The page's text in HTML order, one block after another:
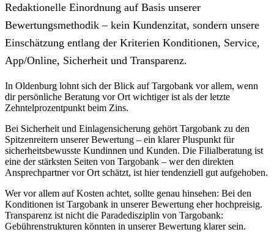
Redaktionelle Einordnung auf Basis unserer
Bewertungsmethodik – kein Kundenzitat, sondern unsere
Einschätzung entlang der Kriterien Konditionen, Service,
App/Online, Sicherheit und Transparenz.
In Oldenburg lohnt sich der Blick auf Targobank vor allem, wenn
dir persönliche Beratung vor Ort wichtiger ist als der letzte
Zehntelprozentpunkt beim Zins.
Bei Sicherheit und Einlagensicherung gehört Targobank zu den
Spitzenreitern unserer Bewertung – ein klarer Pluspunkt für
sicherheitsbewusste Kundinnen und Kunden. Die Filialberatung ist
eine der stärksten Seiten von Targobank – wer den direkten
Ansprechpartner vor Ort schätzt, ist hier tendenziell gut aufgehoben.
Wer vor allem auf Kosten achtet, sollte genau hinsehen: Bei den
Konditionen ist Targobank in unserer Bewertung eher hochpreisig.
Transparenz ist nicht die Paradedisziplin von Targobank:
Gebührenstrukturen könnten in unserer Bewertung klarer sein.